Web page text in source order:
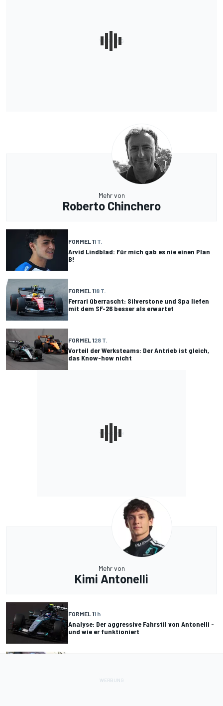
Mehr von
Roberto Chinchero
FORMEL 11 T.
Arvid Lindblad: Für mich gab es nie einen Plan
B!
FORMEL 118 T.
Ferrari überrascht: Silverstone und Spa liefen
mit dem SF-26 besser als erwartet
FORMEL 128 T.
Vorteil der Werksteams: Der Antrieb ist gleich,
das Know-how nicht
Mehr von
Kimi Antonelli
FORMEL 11 h
Analyse: Der aggressive Fahrstil von Antonelli -
und wie er funktioniert
Slam-Altersrekord entwickelte